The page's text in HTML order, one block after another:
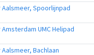
Aalsmeer, Spoorlijnpad
UMC Helipad
Bachlaan